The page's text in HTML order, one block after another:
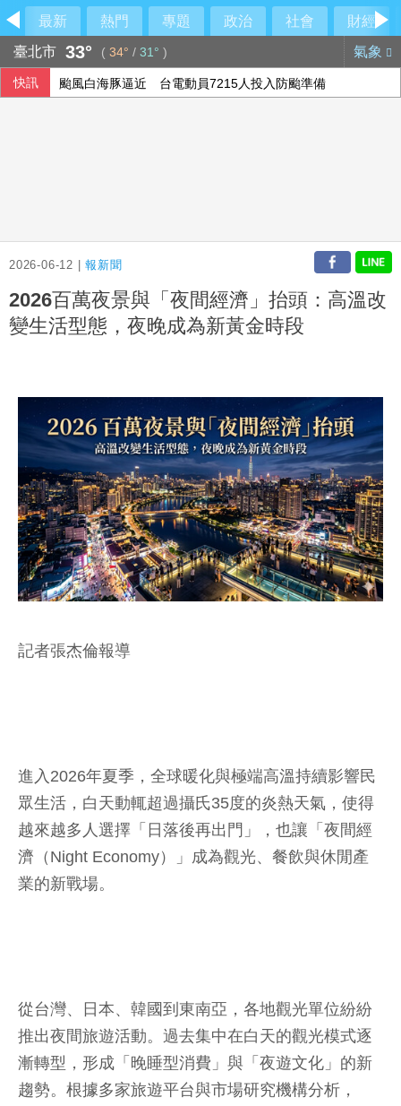
最新 熱門 專題 政治 社會
財經
臺北市 33° ( 34° / 31° ) 氣象
快訊 颱風白海豚逼近 台電動員7215人投入防颱準備
2026-06-12 |報新聞
2026百萬夜景與「夜間經濟」抬頭：高溫改
變生活型態，夜晚成為新黃金時段
記者張杰倫報導
進入2026年夏季，全球暖化與極端高溫持續影響民
眾生活，白天動輒超過攝氏35度的炎熱天氣，使得
越來越多人選擇「日落後再出門」，也讓「夜間經
濟（Night Economy）」成為觀光、餐飲與休閒產
業的新戰場。
從台灣、日本、韓國到東南亞，各地觀光單位紛紛
推出夜間旅遊活動。過去集中在白天的觀光模式逐
漸轉型，形成「晚睡型消費」與「夜遊文化」的新
趨勢。根據多家旅遊平台與市場研究機構分析，